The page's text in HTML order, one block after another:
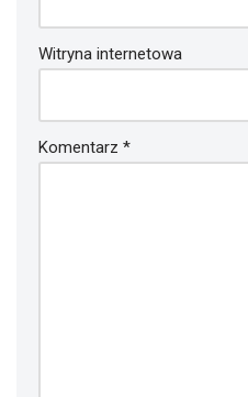
Witryna internetowa
Komentarz *